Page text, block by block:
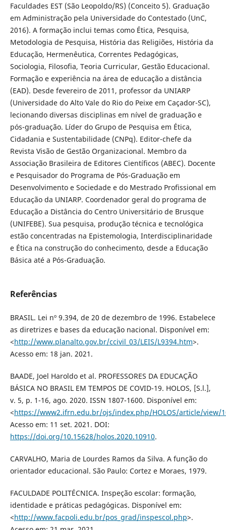
Faculdades EST (São Leopoldo/RS) (Conceito 5). Graduação
em Administração pela Universidade do Contestado (UnC,
2016). A formação inclui temas como Ética, Pesquisa,
Metodologia de Pesquisa, História das Religiões, História da
Educação, Hermenêutica, Correntes Pedagógicas,
Sociologia, Filosofia, Teoria Curricular, Gestão Educacional.
Formação e experiência na área de educação a distância
(EAD). Desde fevereiro de 2011, professor da UNIARP
(Universidade do Alto Vale do Rio do Peixe em Caçador-SC),
lecionando diversas disciplinas em nível de graduação e
pós-graduação. Líder do Grupo de Pesquisa em Ética,
Cidadania e Sustentabilidade (CNPq). Editor-chefe da
Revista Visão de Gestão Organizacional. Membro da
Associação Brasileira de Editores Científicos (ABEC). Docente
e Pesquisador do Programa de Pós-Graduação em
Desenvolvimento e Sociedade e do Mestrado Profissional em
Educação da UNIARP. Coordenador geral do programa de
Educação a Distância do Centro Universitário de Brusque
(UNIFEBE). Sua pesquisa, produção técnica e tecnológica
estão concentradas na Epistemologia, Interdisciplinaridade
e Ética na construção do conhecimento, desde a Educação
Básica até a Pós-Graduação.
Referências
BRASIL. Lei nº 9.394, de 20 de dezembro de 1996. Estabelece
as diretrizes e bases da educação nacional. Disponível em:
<http://www.planalto.gov.br/ccivil_03/LEIS/L9394.htm>.
Acesso em: 18 jan. 2021.
BAADE, Joel Haroldo et al. PROFESSORES DA EDUCAÇÃO
BÁSICA NO BRASIL EM TEMPOS DE COVID-19. HOLOS, [S.l.],
v. 5, p. 1-16, ago. 2020. ISSN 1807-1600. Disponível em:
<https://www2.ifrn.edu.br/ojs/index.php/HOLOS/article/view/
Acesso em: 11 set. 2021. DOI:
https://doi.org/10.15628/holos.2020.10910.
CARVALHO, Maria de Lourdes Ramos da Silva. A função do
orientador educacional. São Paulo: Cortez e Moraes, 1979.
FACULDADE POLITÉCNICA. Inspeção escolar: formação,
identidade e práticas pedagógicas. Disponível em:
<http://www.facpoli.edu.br/pos_grad/inspescol.php>.